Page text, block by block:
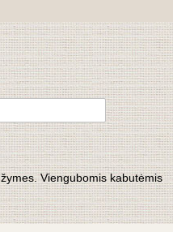
Viengubomis kabutėmis